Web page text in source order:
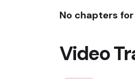
No chapters
Video